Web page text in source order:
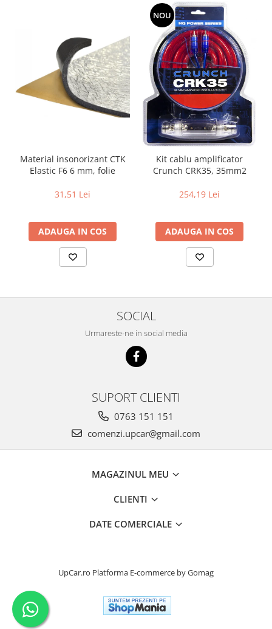
Material insonorizant CTK
Elastic F6 6 mm, folie
31,51 Lei
ADAUGA IN COS
NOU
Kit cablu amplificator
Crunch CRK35, 35mm2
254,19 Lei
ADAUGA IN COS
SOCIAL
Urmareste-ne in social media
SUPORT CLIENTI
0763 151 151
comenzi.upcar@gmail.com
MAGAZINUL MEU
CLIENTI
DATE COMERCIALE
UpCar.ro Platforma E-commerce by Gomag